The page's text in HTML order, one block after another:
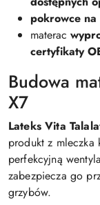
pokrowce
materac
certyfikaty
Budowa
X7
Lateks Vita
produkt z mleczka
perfekcyjną
zabezpiecza go
grzybów.